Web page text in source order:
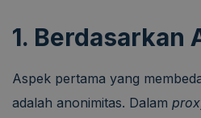
1. Berdasarkan
Aspek pertama yang
adalah anonimitas. Dalam